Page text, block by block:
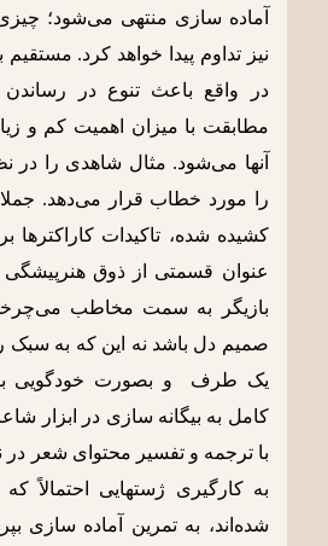
آماده سازی منتهی می‌شود؛
نیز تداوم پیدا خواهد کرد.
در واقع باعث تنوع در
مطابقت با میزان اهمیت کم و
آنها می‌شود. مثال شاهدی را در
را مورد خطاب قرار می‌دهد.
کشیده شده، تاکیدات کاراکترها
عنوان قسمتی از ذوق هنرپیشگی
بازیگر به سمت مخاطب
صمیم دل باشد نه این که به سبک
یک طرف و بصورت خودگویی
کامل به بیگانه سازی در ابزار
با ترجمه و تفسیر محتوای شعر در
به کارگیری ژستهایی احتمالاً
شده‌اند، به تمرین آماده سازی